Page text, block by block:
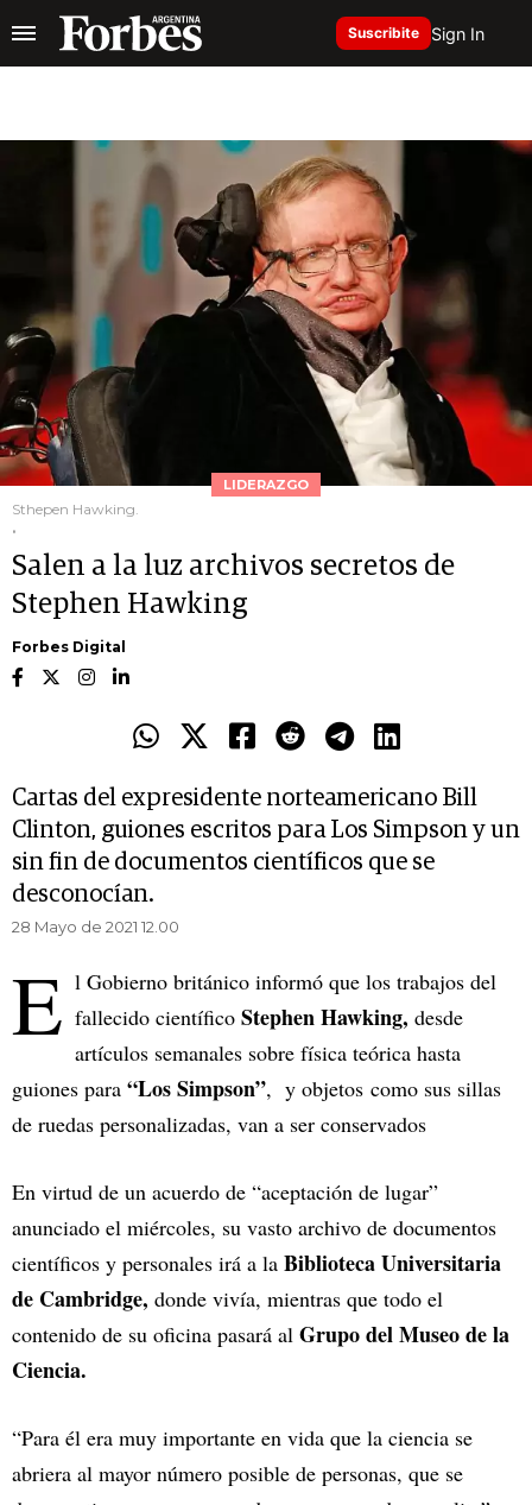
Suscribite Sign In
LIDERAZGO
Sthepen Hawking.
.
Salen a la luz archivos secretos de
Stephen Hawking
Forbes Digital
Cartas del expresidente norteamericano Bill
Clinton, guiones escritos para Los Simpson y un
sin fin de documentos científicos que se
desconocían.
28 Mayo de 2021 12.00
E l Gobierno británico informó que los trabajos del
fallecido científico Stephen Hawking, desde
artículos semanales sobre física teórica hasta
guiones para “Los Simpson”, y objetos como sus sillas
de ruedas personalizadas, van a ser conservados
En virtud de un acuerdo de “aceptación de lugar”
anunciado el miércoles, su vasto archivo de documentos
científicos y personales irá a la Biblioteca Universitaria
de Cambridge, donde vivía, mientras que todo el
contenido de su oficina pasará al Grupo del Museo de la
Ciencia.
“Para él era muy importante en vida que la ciencia se
abriera al mayor número posible de personas, que se